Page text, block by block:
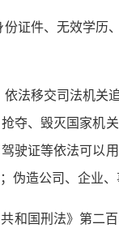
证件、无效学历
法移交司法机关
夺、毁灭国家机
驶证等依法可以
伪造公司、企业
和国刑法》第二